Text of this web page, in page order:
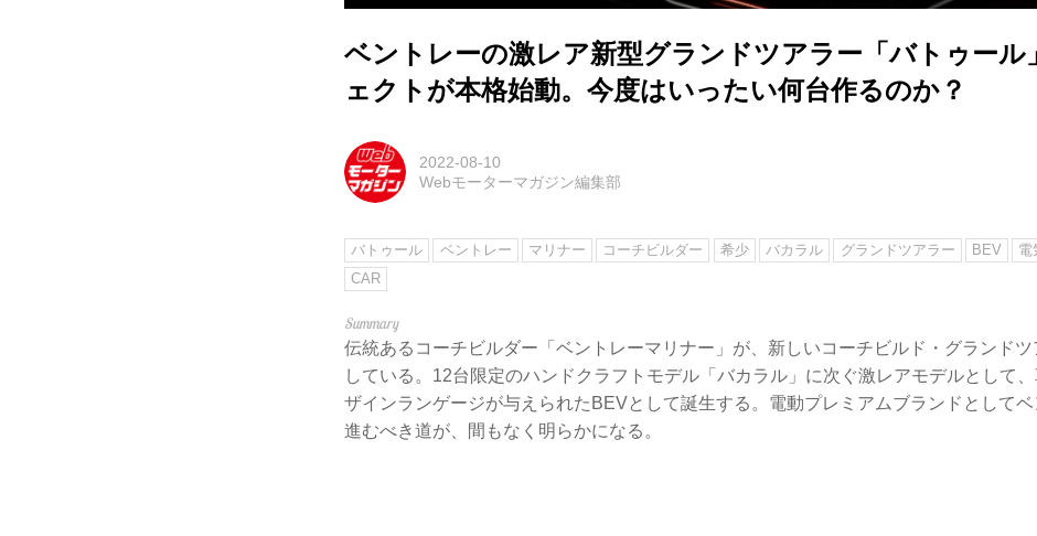
ベントレーの激レア新型グランドツアラー「バトゥール
ェクトが本格始動。今度はいったい何台作るのか？
2022-08-10
Webモーターマガジン編集部
バトゥール ベントレー マリナー コーチビルダー 希少 バカラル グランドツアラー BEV
電
CAR
伝統あるコーチビルダー「ベントレーマリナー」が、新しいコーチビルド・グランド
している。12台限定のハンドクラフトモデル「バカラル」に次ぐ激レアモデルとして
ザインランゲージが与えられたBEVとして誕生する。電動プレミアムブランドとして
進むべき道が、間もなく明らかになる。